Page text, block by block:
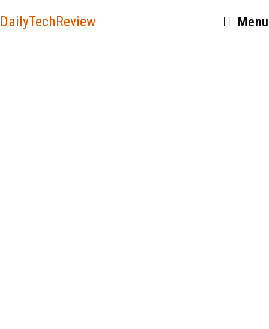
DailyTechReview Menu